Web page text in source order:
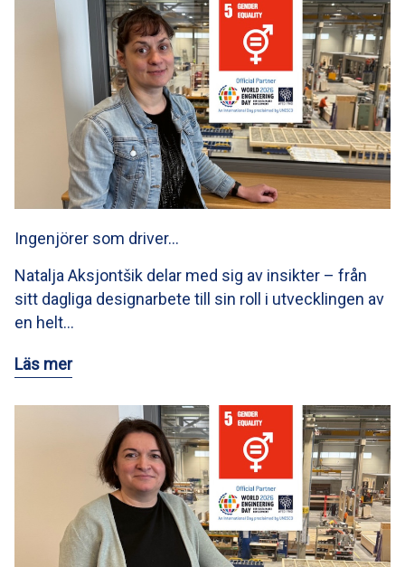
Ingenjörer som driver…
Natalja Aksjontšik delar med sig av insikter – från
sitt dagliga designarbete till sin roll i utvecklingen av
en helt…
Läs mer